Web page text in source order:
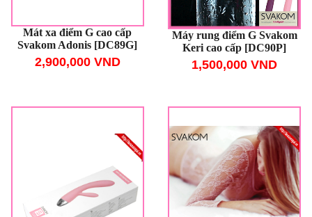
Mát xa điểm G cao cấp
Svakom Adonis [DC89G]
2,900,000 VND
Máy rung điểm G Svakom
Keri cao cấp [DC90P]
1,500,000 VND